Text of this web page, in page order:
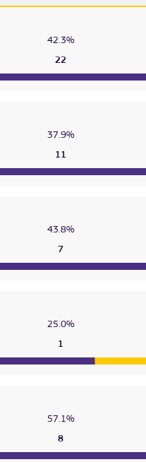
42.3%
22
37.9%
11
43.8%
7
25.0%
1
57.1%
8